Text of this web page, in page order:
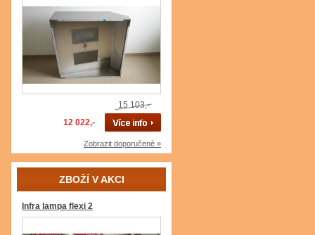
15 103,-
12 022,-
Zobrazit doporučené »
ZBOŽÍ V AKCI
Infra lampa flexi 2